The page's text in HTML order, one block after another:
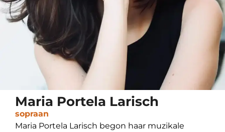
Maria Portela Larisch
sopraan
Maria Portela Larisch begon haar muzikale